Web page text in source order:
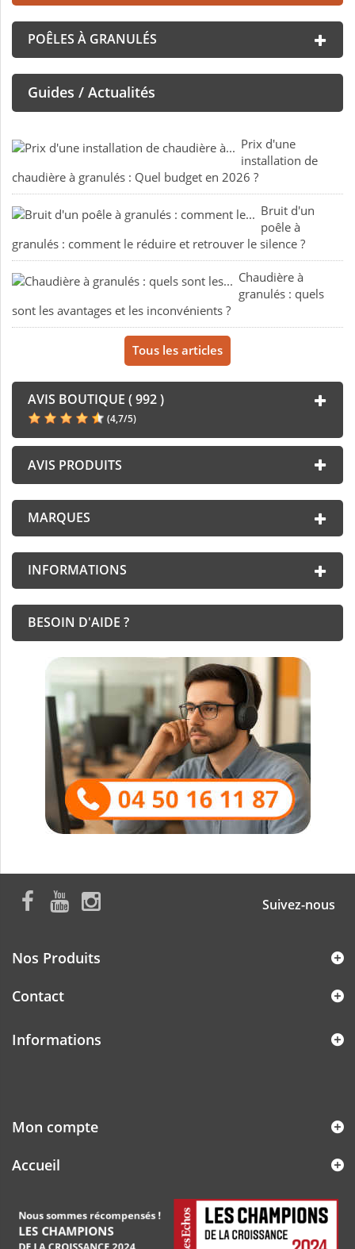
POÊLES À GRANULÉS
Guides / Actualités
Prix d'une
installation de
chaudière à granulés : Quel budget en 2026 ?
Bruit d'un
poêle à
granulés : comment le réduire et retrouver le silence ?
Chaudière à
granulés : quels
sont les avantages et les inconvénients ?
Tous les articles
AVIS BOUTIQUE ( 992 )
(4,7/5)
AVIS PRODUITS
MARQUES
INFORMATIONS
BESOIN D'AIDE ?
Suivez-nous
Nos Produits
Contact
Informations
Mon compte
Accueil